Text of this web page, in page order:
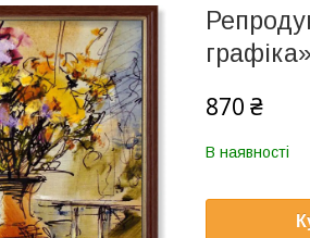
графіка»
870 ₴
В наявності